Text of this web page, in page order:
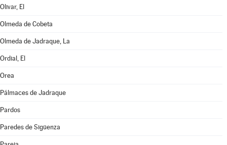
Olivar, El
Olmeda de Cobeta
Olmeda de Jadraque, La
Ordial, El
Orea
Pálmaces de Jadraque
Pardos
Paredes de Sigüenza